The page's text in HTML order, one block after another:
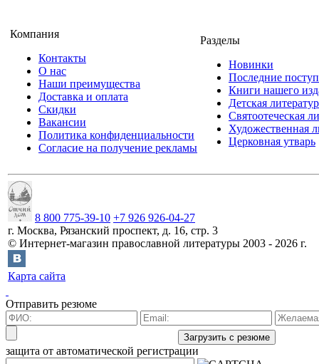
Компания
Контакты
О нас
Наши преимущества
Доставка и оплата
Скидки
Вакансии
Политика конфиденциальности
Согласие на получение рекламы
Разделы
Новинки
Последние
Книги нашего
Детская
Святоотеческая
Художественная
Церковная утварь
8 800 775-39-10 +7 926 926-04-27
г. Москва, Рязанский проспект, д. 16, стр. 3
© Интернет-магазин православной литературы 2003 - 2026 г.
Карта сайта
Отправить резюме
защита от автоматической регистрации